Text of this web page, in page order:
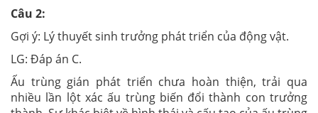
Câu 2:
Gợi ý: Lý thuyết sinh trưởng phát triển của động vật.
LG: Đáp án C.
Ấu trùng gián phát triển chưa hoàn thiện, trải qua
nhiều lần lột xác ấu trùng biến đổi thành con trưởng